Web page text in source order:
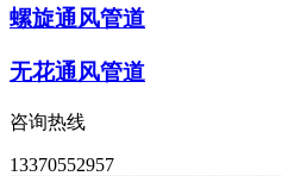
螺旋通风管道
无花通风管道
咨询热线
13370552957